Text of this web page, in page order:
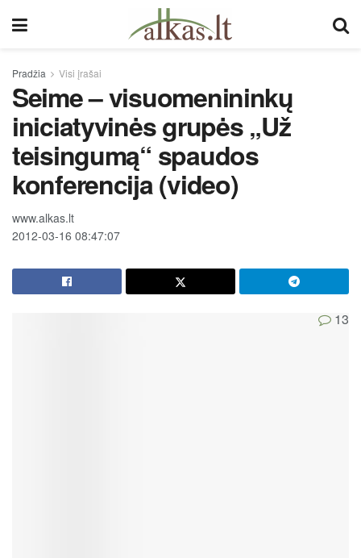
Pradžia Visi įrašai
Seime – visuomenininkų
iniciatyvinės grupės „Už
teisingumą“ spaudos
konferencija (video)
www.alkas.lt
2012-03-16 08:47:07
13